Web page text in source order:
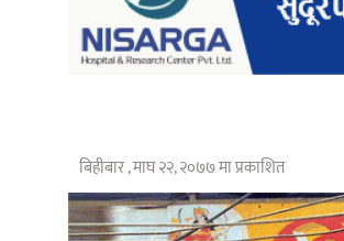
बिहीबार , माघ २२, २०७७ मा प्रकाशित